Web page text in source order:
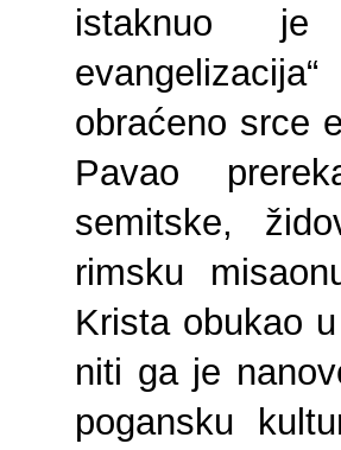
istaknuo je
obraćeno srce
Pavao
semitske,
rimsku
Krista obukao
niti ga je
pogansku